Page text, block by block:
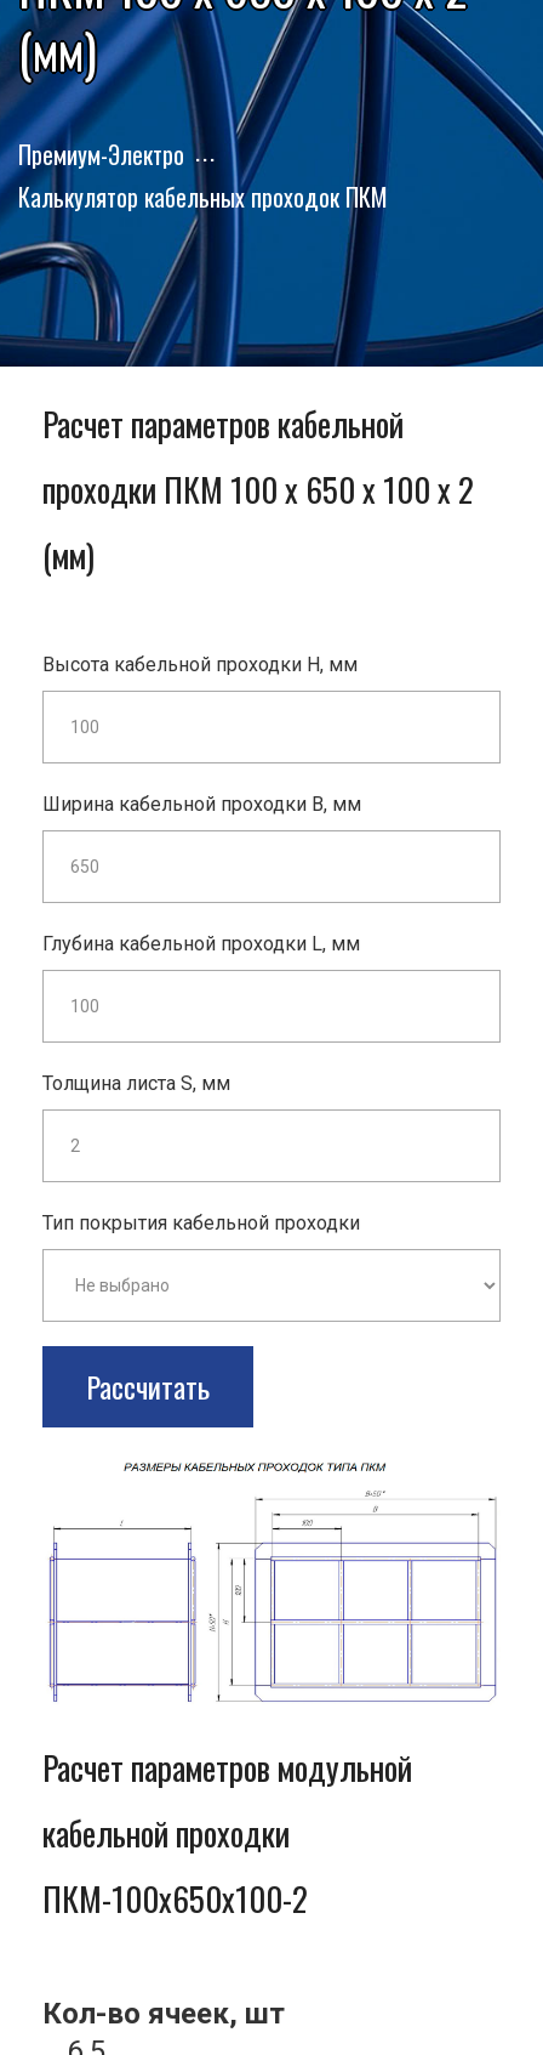
(мм)
Премиум-Электро
Калькулятор кабельных проходок ПКМ
Расчет параметров кабельной
проходки ПКМ 100 x 650 x 100 x 2
(мм)
Высота кабельной проходки H, мм
Ширина кабельной проходки B, мм
Глубина кабельной проходки L, мм
Толщина листа S, мм
Тип покрытия кабельной проходки
Рассчитать
Расчет параметров модульной
кабельной проходки
ПКМ-100x650x100-2
Кол-во ячеек, шт